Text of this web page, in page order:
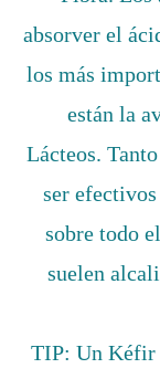
absorver el
los más
están la
Lácteos.
ser
sobre todo
suelen
TIP: Un Kéfir